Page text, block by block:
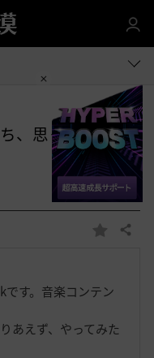
、思ったのとな
お
入
共有する
です。音楽コンテン
あえず、やってみた